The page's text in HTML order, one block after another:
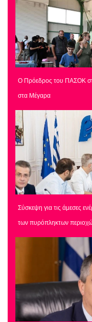
Ο Πρόεδρος του ΠΑΣΟΚ
στα Μέγαρα
Σύσκεψη για τις άμεσες
των πυρόπληκτων